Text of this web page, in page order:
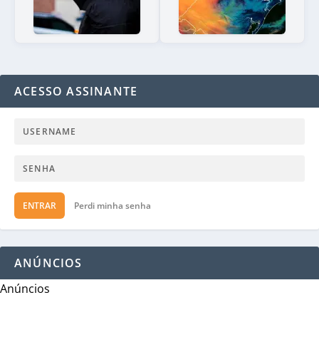
ACESSO ASSINANTE
ENTRAR Perdi minha senha
ANÚNCIOS
Anúncios